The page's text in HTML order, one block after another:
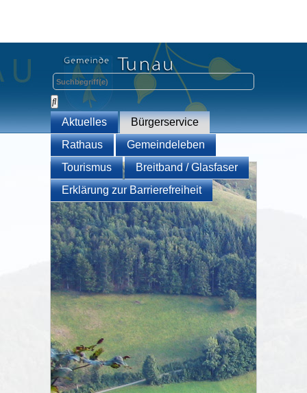
Aktuelles
Bürgerservice
Rathaus
Gemeindeleben
Tourismus
Breitband / Glasfaser
Erklärung zur Barrierefreiheit